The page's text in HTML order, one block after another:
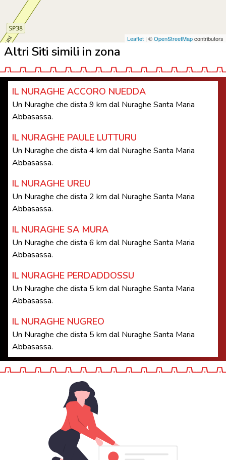
Leaflet | ©OpenStreetMapcontributors
Altri Siti simili in zona
IL NURAGHE ACCORO NUEDDA
Un Nuraghe che dista 9 km dal Nuraghe Santa Maria
Abbasassa.
IL NURAGHE PAULE LUTTURU
Un Nuraghe che dista 4 km dal Nuraghe Santa Maria
Abbasassa.
IL NURAGHE UREU
Un Nuraghe che dista 2 km dal Nuraghe Santa Maria
Abbasassa.
IL NURAGHE SA MURA
Un Nuraghe che dista 6 km dal Nuraghe Santa Maria
Abbasassa.
IL NURAGHE PERDADDOSSU
Un Nuraghe che dista 5 km dal Nuraghe Santa Maria
Abbasassa.
IL NURAGHE NUGREO
Un Nuraghe che dista 5 km dal Nuraghe Santa Maria
Abbasassa.